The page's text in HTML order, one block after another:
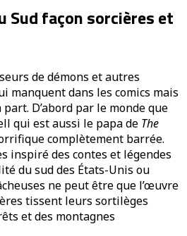
Sud façon sorcières et
de démons et autres
manquent dans les comics mais
D’abord par le monde que
qui est aussi le papa de The
complètement barrée.
inspiré des contes et légendes
du sud des États-Unis ou
ne peut être que l’œuvre
tissent leurs sortilèges
et des montagnes